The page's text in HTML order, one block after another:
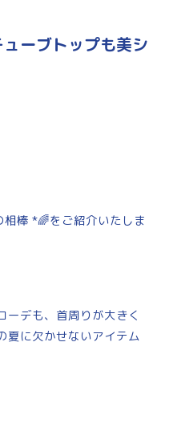
ーブトップも美シ
棒 *🌈をご紹介いたしま
ーデも、首周りが大きく
夏に欠かせないアイテム